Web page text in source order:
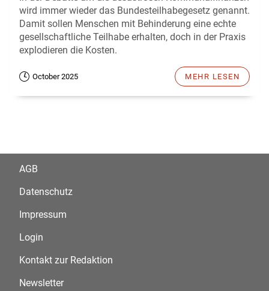
wird immer wieder das Bundesteilhabegesetz genannt.
Damit sollen Menschen mit Behinderung eine echte
gesellschaftliche Teilhabe erhalten, doch in der Praxis
explodieren die Kosten.
October 2025 MEHR LESEN
AGB
Datenschutz
Impressum
Login
Kontakt zur Redaktion
Newsletter